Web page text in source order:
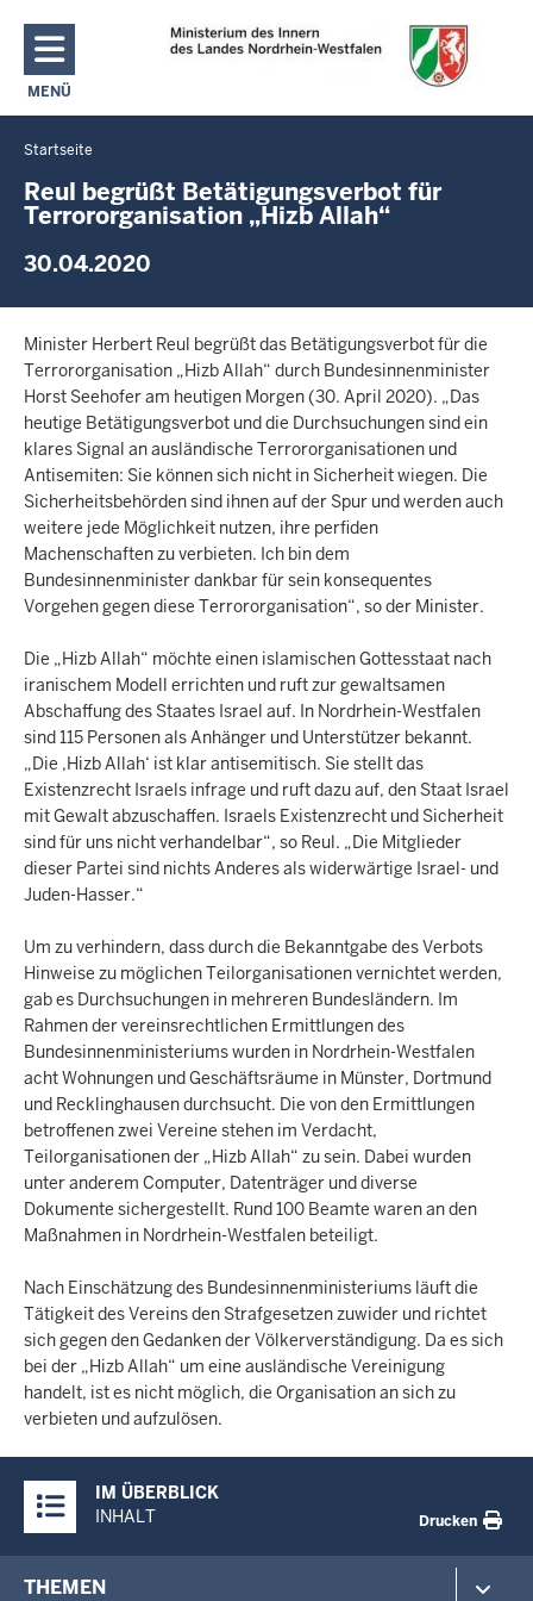
Direkt zum Inhalt
MENÜ
NAVIGATION AKTIVIEREN/DEAKTIVIEREN: MAIN MENU
Sie
befinden
sich
Startseite
Reul begrüßt Betätigungsverbot für
Terrororganisation „Hizb Allah“
30.04.2020
Minister Herbert Reul begrüßt das Betätigungsverbot für die
Terrororganisation „Hizb Allah“ durch Bundesinnenminister
Horst Seehofer am heutigen Morgen (30. April 2020). „Das
heutige Betätigungsverbot und die Durchsuchungen sind ein
klares Signal an ausländische Terrororganisationen und
Antisemiten: Sie können sich nicht in Sicherheit wiegen. Die
Sicherheitsbehörden sind ihnen auf der Spur und werden auch
weitere jede Möglichkeit nutzen, ihre perfiden
Machenschaften zu verbieten. Ich bin dem
Bundesinnenminister dankbar für sein konsequentes
Vorgehen gegen diese Terrororganisation“, so der Minister.
Die „Hizb Allah“ möchte einen islamischen Gottesstaat nach
iranischem Modell errichten und ruft zur gewaltsamen
Abschaffung des Staates Israel auf. In Nordrhein-Westfalen
sind 115 Personen als Anhänger und Unterstützer bekannt.
„Die ‚Hizb Allah‘ ist klar antisemitisch. Sie stellt das
Existenzrecht Israels infrage und ruft dazu auf, den Staat Israel
mit Gewalt abzuschaffen. Israels Existenzrecht und Sicherheit
sind für uns nicht verhandelbar“, so Reul. „Die Mitglieder
dieser Partei sind nichts Anderes als widerwärtige Israel- und
Juden-Hasser.“
Um zu verhindern, dass durch die Bekanntgabe des Verbots
Hinweise zu möglichen Teilorganisationen vernichtet werden,
gab es Durchsuchungen in mehreren Bundesländern. Im
Rahmen der vereinsrechtlichen Ermittlungen des
Bundesinnenministeriums wurden in Nordrhein-Westfalen
acht Wohnungen und Geschäftsräume in Münster, Dortmund
und Recklinghausen durchsucht. Die von den Ermittlungen
betroffenen zwei Vereine stehen im Verdacht,
Teilorganisationen der „Hizb Allah“ zu sein. Dabei wurden
unter anderem Computer, Datenträger und diverse
Dokumente sichergestellt. Rund 100 Beamte waren an den
Maßnahmen in Nordrhein-Westfalen beteiligt.
Nach Einschätzung des Bundesinnenministeriums läuft die
Tätigkeit des Vereins den Strafgesetzen zuwider und richtet
sich gegen den Gedanken der Völkerverständigung. Da es sich
bei der „Hizb Allah“ um eine ausländische Vereinigung
handelt, ist es nicht möglich, die Organisation an sich zu
verbieten und aufzulösen.
Inhalte
IM ÜBERBLICK
INHALT
Drucken
THEMEN